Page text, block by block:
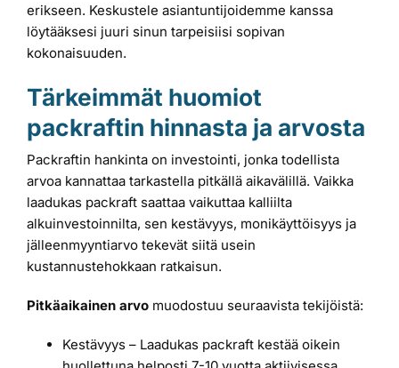
erikseen. Keskustele asiantuntijoidemme kanssa
löytääksesi juuri sinun tarpeisiisi sopivan
kokonaisuuden.
Tärkeimmät huomiot
packraftin hinnasta ja arvosta
Packraftin hankinta on investointi, jonka todellista
arvoa kannattaa tarkastella pitkällä aikavälillä. Vaikka
laadukas packraft saattaa vaikuttaa kalliilta
alkuinvestoinnilta, sen kestävyys, monikäyttöisyys ja
jälleenmyyntiarvo tekevät siitä usein
kustannustehokkaan ratkaisun.
Pitkäaikainen arvo muodostuu seuraavista tekijöistä:
Kestävyys – Laadukas packraft kestää oikein